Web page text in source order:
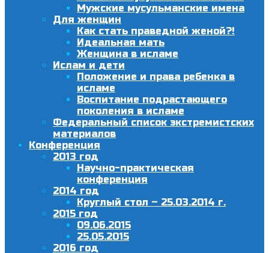
Мужские мусульманские имена
Для женщин
Как стать праведной женой?!
Идеальная мать
Женщина в исламе
Ислам и дети
Положение и права ребенка в
исламе
Воспитание подрастающего
поколения в исламе
Федеральный список экстремистских
материалов
Конференция
2013 год
Научно-практическая
конференция
2014 год
Круглый стол – 25.03.2014 г.
2015 год
09.06.2015
25.05.2015
2016 год